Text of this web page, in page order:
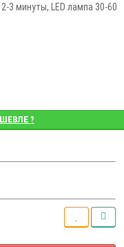
3 минуты, LED лампа 30-60
?